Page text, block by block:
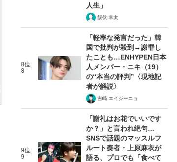
人生」
飯伏 幸太
8位
8
「軽率な発言だった」韓
国で批判が殺到→謝罪し
たことも…ENHYPEN日本
人メンバー・ニキ（19）
の“本当の評判”〈現地記
者が解説〉
吉崎 エイジーニョ
9位
9
「謝礼はお花でいいです
か？」と言われ絶句…
SNSで話題のマッスルフ
ルート奏者・上原麻衣が
語る、プロでも「食べて